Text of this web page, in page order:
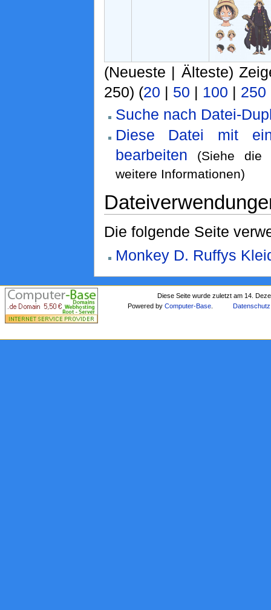
(Neueste | Älteste)
250) (20 | 50 | 100 | 250
Suche nach Datei-
Diese Datei mit
bearbeiten
(Siehe die
weitere Informationen)
Die folgende Seite
Monkey D. Ruffys
Diese Seite wurde zuletzt am 14.
Powered byComputer-Base Datenschutz